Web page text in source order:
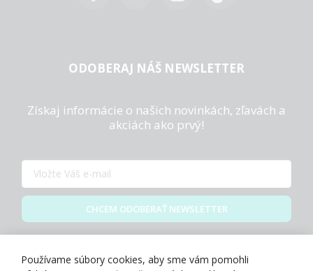
ODOBERAJ NÁŠ NEWSLETTER
Získaj informácie o našich novinkách, zľavách a
akciách ako prvý!
CHCEM ODOBERAŤ NEWSLETTER
Používame súbory cookies, aby sme vám pomohli